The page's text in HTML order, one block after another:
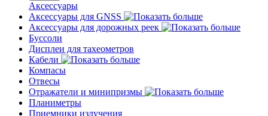
Аксессуары
Аксессуары для GNSS
Аксессуары для дорожных реек
Буссоли
Дисплеи для тахеометров
Кабели
Компасы
Отвесы
Отражатели и минипризмы
Планиметры
Приемники излучения